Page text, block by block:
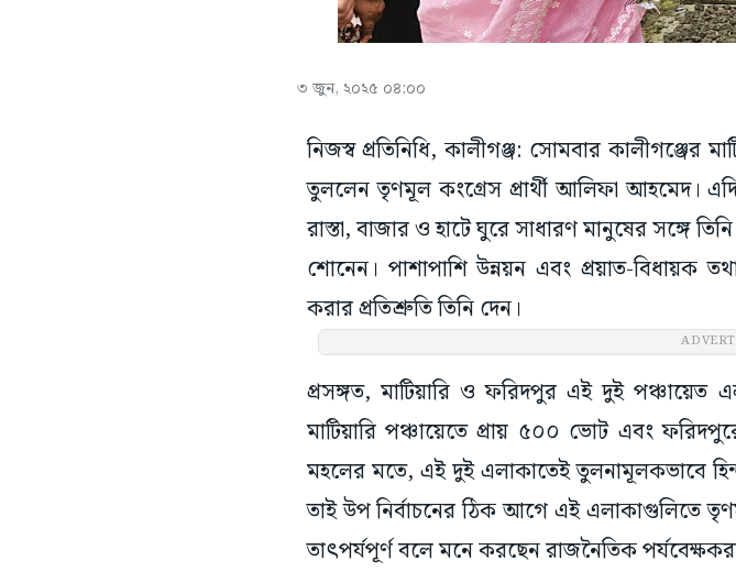
৩ জুন, ২০২৫ ০৪:০০
নিজস্ব প্রতিনিধি, কালীগঞ্জ: সোমবার কালীগঞ্জের
তুললেন তৃণমূল কংগ্রেস প্রার্থী আলিফা আহমেদ।
রাস্তা, বাজার ও হাটে ঘুরে সাধারণ মানুষের সঙ্গে
শোনেন। পাশাপাশি উন্নয়ন এবং প্রয়াত-বিধায়ক
করার প্রতিশ্রুতি তিনি দেন।
প্রসঙ্গত, মাটিয়ারি ও ফরিদপুর এই দুই পঞ্চায়েত
মাটিয়ারি পঞ্চায়েতে প্রায় ৫০০ ভোট এবং
মহলের মতে, এই দুই এলাকাতেই তুলনামূলকভাবে
তাই উপ নির্বাচনের ঠিক আগে এই এলাকাগুলিতে
তাৎপর্যপূর্ণ বলে মনে করছেন রাজনৈতিক